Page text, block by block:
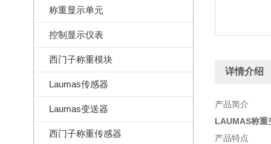
称重显示单元
控制显示仪表
西门子称重模块
Laumas传感器
Laumas变送器
西门子称重传感器
详情介绍
产品简介
LAUMAS称重
产品特点